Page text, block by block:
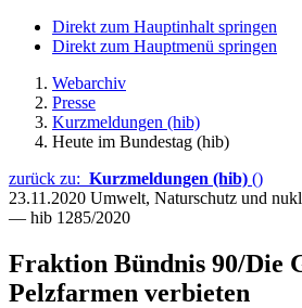
Direkt zum Hauptinhalt springen
Direkt zum Hauptmenü springen
Webarchiv
Presse
Kurzmeldungen (hib)
Heute im Bundestag (hib)
zurück zu: Kurzmeldungen (hib) ()
23.11.2020 Umwelt, Naturschutz und
— hib 1285/2020
Fraktion Bündnis 90/Die
Pelzfarmen verbieten